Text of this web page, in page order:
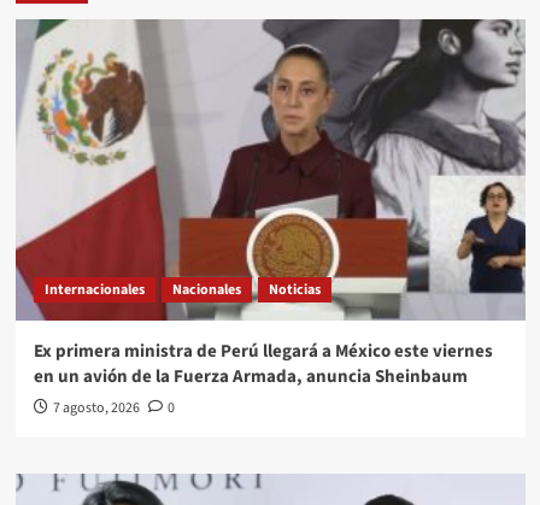
Internacionales Nacionales Noticias
Ex primera ministra de Perú llegará a México este viernes
en un avión de la Fuerza Armada, anuncia Sheinbaum
7 agosto, 2026 0